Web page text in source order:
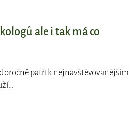
ale i tak má co
patří k nejnavštěvovanějším